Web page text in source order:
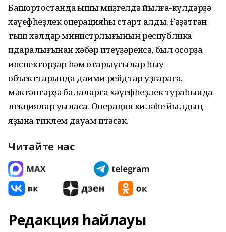
Башҡортостанда ҡышҡы миҙгелдә йылға-күлдәрҙә
хәүефһеҙлек операцияһы старт алды. Ғәҙәттән
тыш хәлдәр министрлығының республика
идаралығынан хәбәр итеүҙәренсә, был осорҙа
инспекторҙар һәм ҡотҡарыусылар һыу
объекттарында даими рейдтар уҙғарасаҡ,
мәктәптәрҙә балаларға хәүефһеҙлек тураһында
лекциялар уҡыласаҡ. Операция киләһе йылдың
яҙына тиклем дауам итәсәк.
Читайте нас
Редакция һайлауы